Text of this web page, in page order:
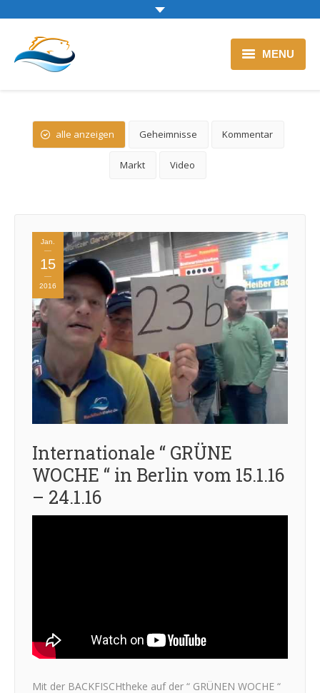
MENU
Blog
alle anzeigen Geheimnisse Kommentar
Markt Video
Jan.
15
2016
Internationale “ GRÜNE
WOCHE “ in Berlin vom 15.1.16
– 24.1.16
Mit der BACKFISCHtheke auf der “ GRÜNEN WOCHE “